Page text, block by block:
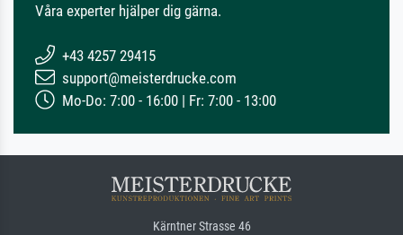
Våra experter hjälper dig gärna.
+43 4257 29415
support@meisterdrucke.com
Mo-Do: 7:00 - 16:00 | Fr: 7:00 - 13:00
Kärntner Strasse 46